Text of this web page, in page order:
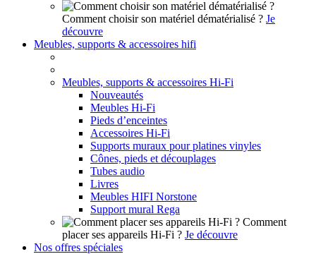
Comment choisir son matériel dématérialisé ? Je
découvre
Meubles, supports & accessoires hifi
Meubles, supports & accessoires Hi-Fi
Nouveautés
Meubles Hi-Fi
Pieds d’enceintes
Accessoires Hi-Fi
Supports muraux pour platines vinyles
Cônes, pieds et découplages
Tubes audio
Livres
Meubles HIFI Norstone
Support mural Rega
Comment
placer ses appareils Hi-Fi ? Je découvre
Nos offres spéciales